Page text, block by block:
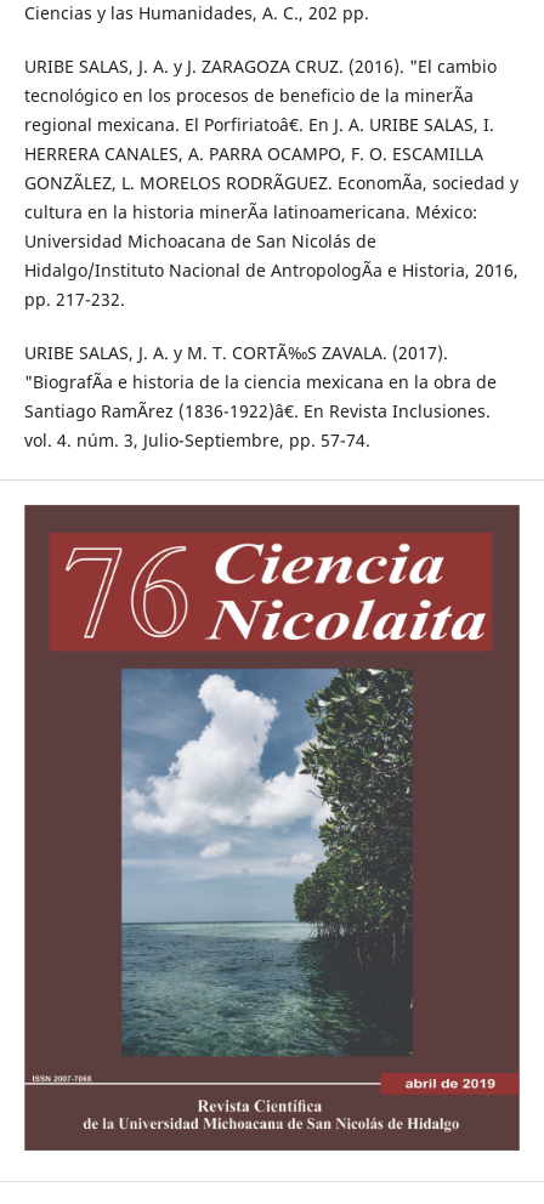
Ciencias y las Humanidades, A. C., 202 pp.
URIBE SALAS, J. A. y J. ZARAGOZA CRUZ. (2016). "El cambio
tecnológico en los procesos de beneficio de la minerÃ­a
regional mexicana. El Porfiriatoâ€. En J. A. URIBE SALAS, I.
HERRERA CANALES, A. PARRA OCAMPO, F. O. ESCAMILLA
GONZÃLEZ, L. MORELOS RODRÃGUEZ. EconomÃ­a, sociedad y
cultura en la historia minerÃ­a latinoamericana. México:
Universidad Michoacana de San Nicolás de
Hidalgo/Instituto Nacional de AntropologÃ­a e Historia, 2016,
pp. 217-232.
URIBE SALAS, J. A. y M. T. CORTÃ‰S ZAVALA. (2017).
"BiografÃ­a e historia de la ciencia mexicana en la obra de
Santiago RamÃ­rez (1836-1922)â€. En Revista Inclusiones.
vol. 4. núm. 3, Julio-Septiembre, pp. 57-74.